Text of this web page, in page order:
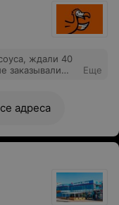
ждали 40
заказывали
Еще
адреса